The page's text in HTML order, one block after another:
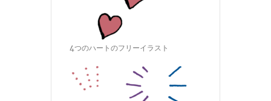
4つのハートのフリーイラスト